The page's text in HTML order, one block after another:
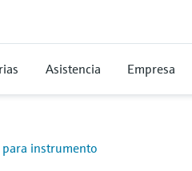
Asistencia Empresa
para instrumento